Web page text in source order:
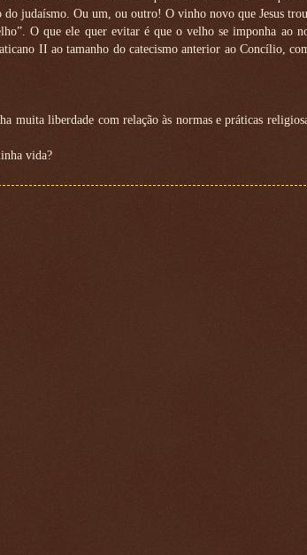
do judaísmo. Ou um, ou outro! O vinho novo que Jesus
O que ele quer evitar é que o velho se imponha ao
II ao tamanho do catecismo anterior ao Concílio,
muita liberdade com relação às normas e práticas
vida?